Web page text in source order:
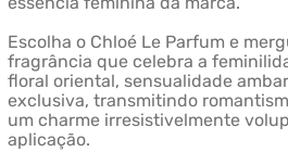
Escolha o Chloé Le Parfum e
fragrância que celebra a
floral oriental, sensualidade
exclusiva, transmitindo
um charme irresistivelmente
aplicação.